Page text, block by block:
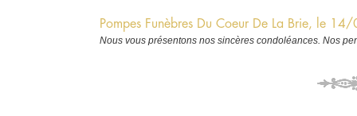
Pompes Funèbres Du Coeur De La Brie, le
Nous vous présentons nos sincères condoléances. Nos